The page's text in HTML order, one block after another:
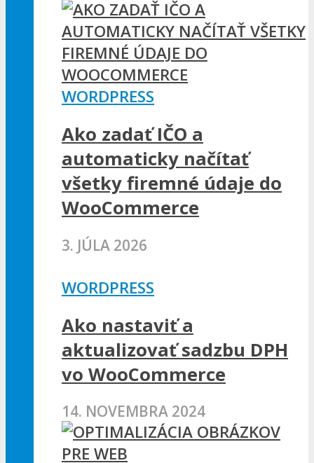
WORDPRESS
Ako zadať IČO a
automaticky načítať
všetky firemné údaje do
WooCommerce
3. JÚLA 2026
WORDPRESS
Ako nastaviť a
aktualizovať sadzbu DPH
vo WooCommerce
14. NOVEMBRA 2024